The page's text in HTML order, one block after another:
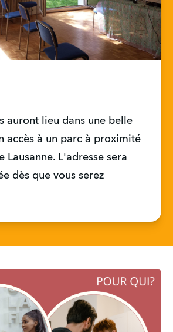
auront lieu dans une belle
accès à un parc à proximité
Lausanne. L'adresse sera
dès que vous serez